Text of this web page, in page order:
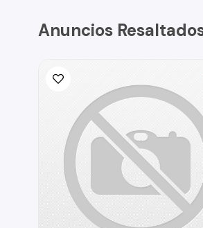
Anuncios